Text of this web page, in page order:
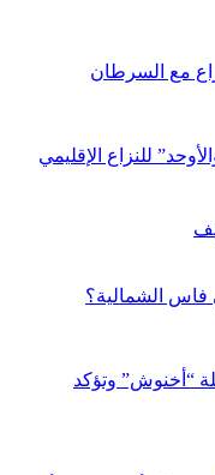
مع السرطان
للنزاع الإقليمي
الشمالية؟
“أخنوش” وتؤكد